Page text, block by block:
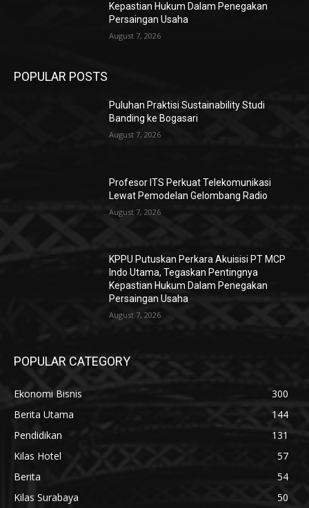
Kepastian Hukum Dalam Penegakan
Persaingan Usaha
August 7, 2026
POPULAR POSTS
Puluhan Praktisi Sustainability Studi
Banding ke Bogasari
August 7, 2026
Profesor ITS Perkuat Telekomunikasi
Lewat Pemodelan Gelombang Radio
August 7, 2026
KPPU Putuskan Perkara Akuisisi PT MCP
Indo Utama, Tegaskan Pentingnya
Kepastian Hukum Dalam Penegakan
Persaingan Usaha
August 7, 2026
POPULAR CATEGORY
Ekonomi Bisnis
300
Berita Utama
144
Pendidikan
131
Kilas Hotel
57
Berita
54
Kilas Surabaya
50